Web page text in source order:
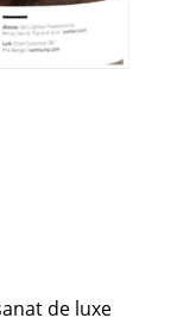
de luxe